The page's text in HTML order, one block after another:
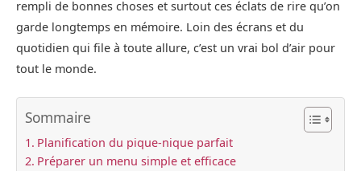
rempli de bonnes choses et surtout ces éclats de rire qu’on
garde longtemps en mémoire. Loin des écrans et du
quotidien qui file à toute allure, c’est un vrai bol d’air pour
tout le monde.
Sommaire
Planification du pique-nique parfait
Préparer un menu simple et efficace